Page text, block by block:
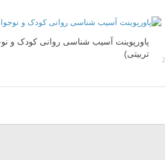
پاورپوینت آسیب شناسی روانی کودک و
تربیتی)